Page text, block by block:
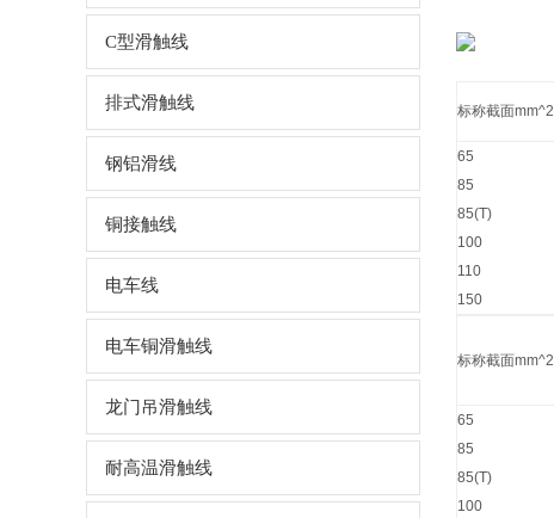
C型滑触线
排式滑触线
钢铝滑线
铜接触线
电车线
电车铜滑触线
龙门吊滑触线
耐高温滑触线
标称截面mm^2
65
85
85(T)
100
110
150
标称截面mm^2
65
85
85(T)
100